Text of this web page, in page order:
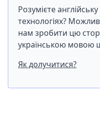
Розумієте
технологіях?
нам зробити цю
українською мовою
Як долучитися?